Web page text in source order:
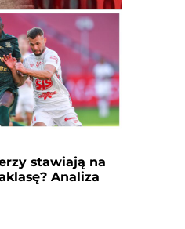
stawiają na
Analiza